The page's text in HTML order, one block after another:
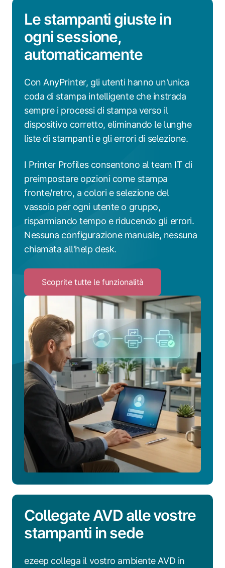
Le stampanti giuste in
ogni sessione,
automaticamente
Con AnyPrinter, gli utenti hanno un'unica
coda di stampa intelligente che instrada
sempre i processi di stampa verso il
dispositivo corretto, eliminando le lunghe
liste di stampanti e gli errori di selezione.
I Printer Profiles consentono al team IT di
preimpostare opzioni come stampa
fronte/retro, a colori e selezione del
vassoio per ogni utente o gruppo,
risparmiando tempo e riducendo gli errori.
Nessuna configurazione manuale, nessuna
chiamata all'help desk.
Scoprite tutte le funzionalità
to
Scoprite
tutte
funzionalità
Collegate AVD alle vostre
stampanti in sede
ezeep collega il vostro ambiente AVD in